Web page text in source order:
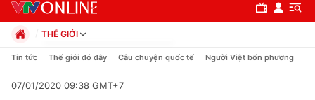
THẾ GIỚI
Chính trị
Pháp luật
Tin tức Thế giới đó đây Câu chuyện quốc tế Người Việt bốn phương
07/01/2020 09:38 GMT+7